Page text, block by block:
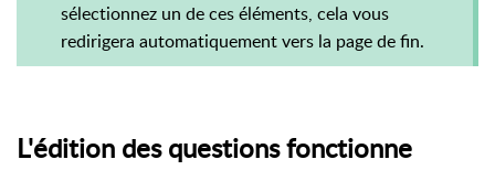
sélectionnez un de ces éléments, cela vous
redirigera automatiquement vers la page de fin.
L'édition des questions fonctionne